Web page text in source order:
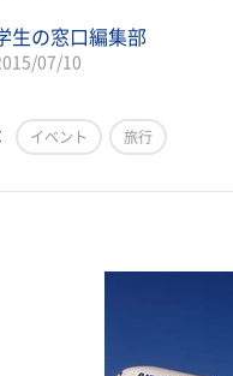
生の窓口編集部
07/10
イベント 旅行